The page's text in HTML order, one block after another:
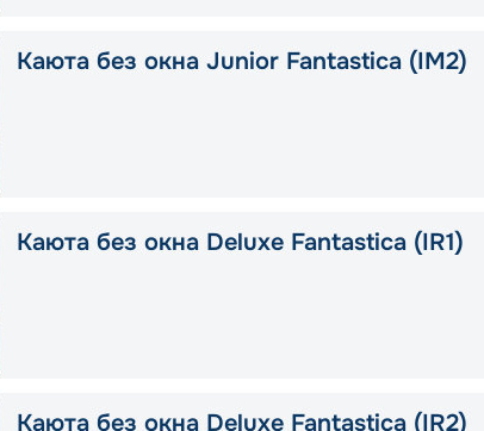
Каюта без окна Junior Fantastica (IM2)
Каюта без окна Deluxe Fantastica (IR1)
Каюта без окна Deluxe Fantastica (IR2)